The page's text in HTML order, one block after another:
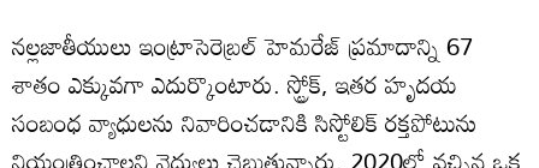
నల్లజాతీయులు ఇంట్రాసెరెబ్రల్ హెమరేజ్ ప్రమాదాన్ని 67
శాతం ఎక్కువగా ఎదుర్కొంటారు. స్ట్రోక్, ఇతర హృదయ
సంబంధ వ్యాధులను నివారించడానికి సిస్టోలిక్ రక్తపోటును